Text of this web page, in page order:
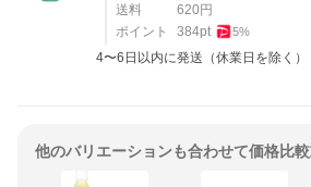
送料
620円
ポイント
384pt 5%
4〜6日以内に発送（休業日を除く）
他のバリエーションも合わせて価格比較